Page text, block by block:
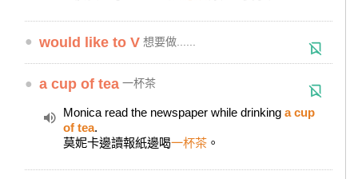
● would like to V 想要做......
● a cup of tea 一杯茶
Monica read the newspaper while drinking a cup
of tea.
莫妮卡邊讀報紙邊喝一杯茶 。